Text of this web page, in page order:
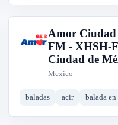
A
Amor Ciudad
FM - XHSH-
Ciudad de
Mexico
baladas acir balada